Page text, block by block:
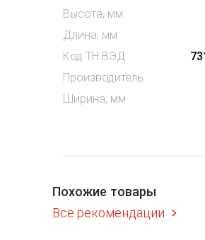
Высота, мм
Длина, мм
Код ТН ВЭД
Производитель
Ширина, мм
Похожие товары
Все рекомендации